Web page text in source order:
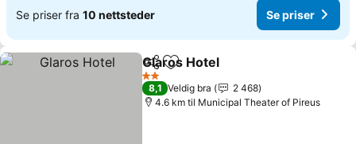
Se priser fra 10 nettsteder Se priser
Del Legg til i favoritter
Glaros Hotel
2 Stjerner
8,1 Veldig bra
2 468
4.6 km til Municipal Theater of Pireus